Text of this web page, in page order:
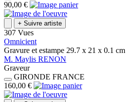
90,00 €
+ Suivre artiste
307 Vues
Omnicient
Gravure et estampe 29.7 x 21 x 0.1 cm
M. Maylis RENON
Graveur
GIRONDE FRANCE
160,00 €